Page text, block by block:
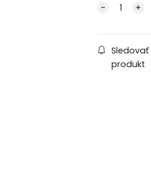
Sledovať
produkt